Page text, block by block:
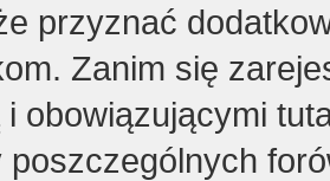
przyznać
Zanim się
obowiązującymi
poszczególnych